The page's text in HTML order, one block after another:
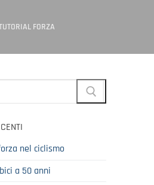
FORZA
nel ciclismo
a 50 anni